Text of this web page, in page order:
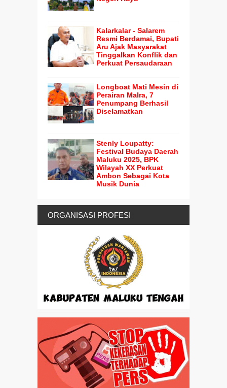
Kalarkalar - Salarem
Resmi Berdamai, Bupati
Aru Ajak Masyarakat
Tinggalkan Konflik dan
Perkuat Persaudaraan
Longboat Mati Mesin di
Perairan Malra, 7
Penumpang Berhasil
Diselamatkan
Stenly Loupatty:
Festival Budaya Daerah
Maluku 2025, BPK
Wilayah XX Perkuat
Ambon Sebagai Kota
Musik Dunia
ORGANISASI PROFESI